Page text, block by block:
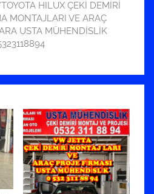
HILUX ÇEKİ DEMİRİ
MONTAJLARI VE ARAÇ
USTA MÜHENDİSLİK